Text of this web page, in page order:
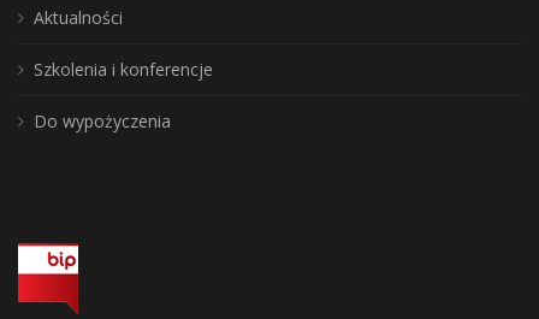
Aktualności
Szkolenia i konferencje
Do wypożyczenia